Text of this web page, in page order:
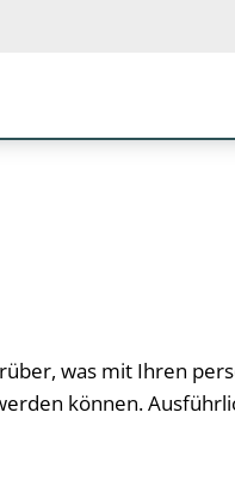
was mit Ihren
können.